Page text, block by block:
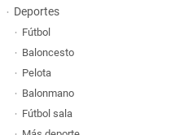
Deportes
Fútbol
Baloncesto
Pelota
Balonmano
Fútbol sala